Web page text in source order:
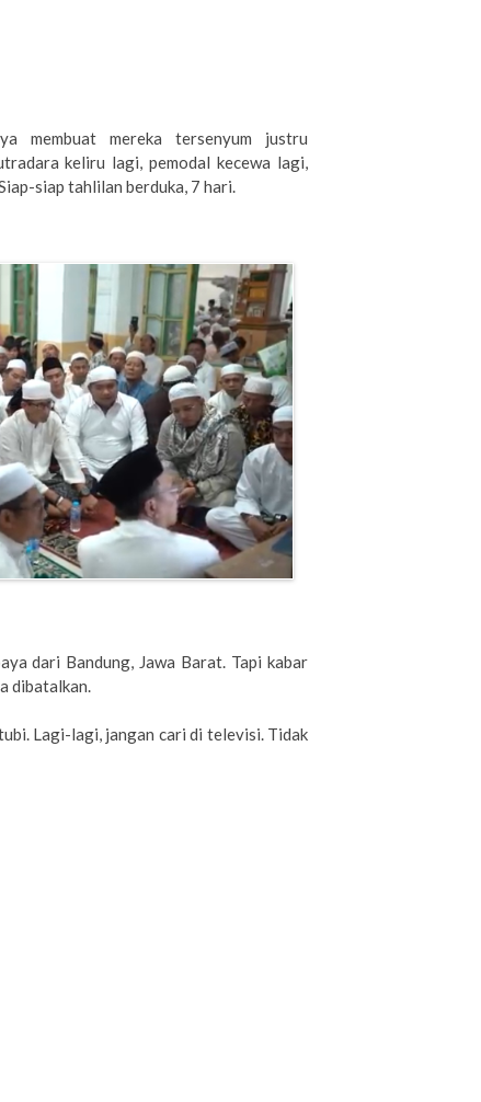
membuat mereka tersenyum justru
keliru lagi, pemodal kecewa lagi,
siap tahlilan berduka, 7 hari.
dari Bandung, Jawa Barat. Tapi kabar
dibatalkan.
Lagi-lagi, jangan cari di televisi. Tidak